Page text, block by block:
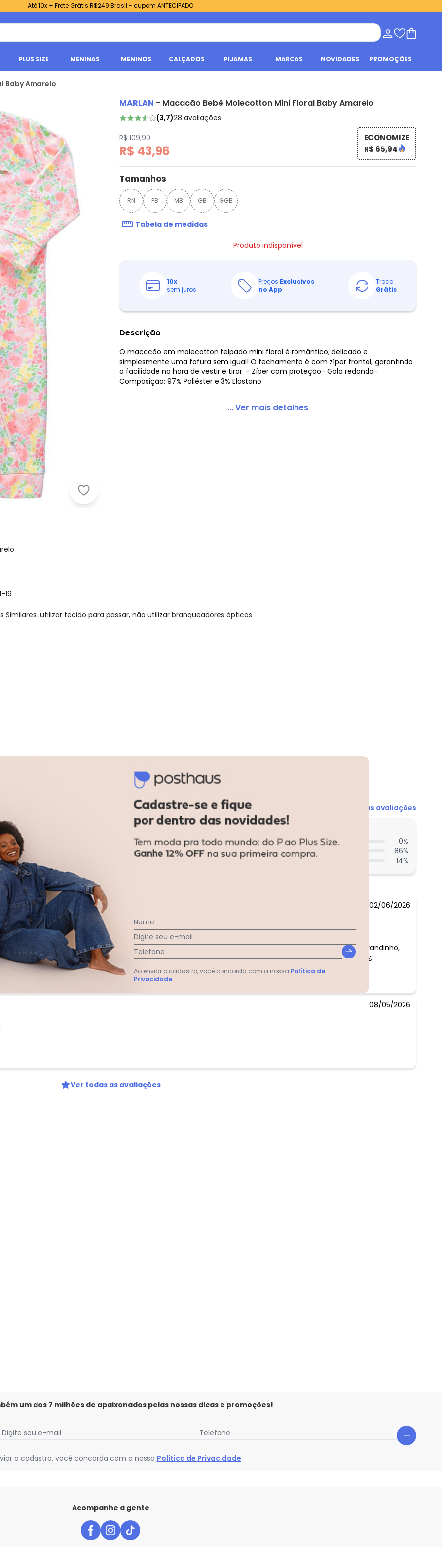
Até 10x + Frete Grátis R$249 Brasil - cupom ANTECIPADO
PLUS SIZE MENINAS MENINOS CALÇADOS PIJAMAS MARCAS NOVIDADES PROMOÇÕES
Baby Amarelo
Marlan - Macacão Bebê Molecotton Mini Floral Baby Amarelo
MARLAN - Macacão Bebê Molecotton Mini Floral Baby Amarelo
(3,7)28 avaliações
R$ 109,90
R$ 43,96
ECONOMIZE
R$ 65,94
Tamanhos
RN PB MB GB GGB
Tabela de medidas
Produto indisponível
10x
sem juros
Preços Exclusivos
no App
Troca
Grátis
Descrição
O macacão em molecotton felpado mini floral é romântico, delicado e
simplesmente uma fofura sem igual! O fechamento é com zíper frontal, garantindo
a facilidade na hora de vestir e tirar. - Zíper com proteção- Gola redonda-
Composição: 97% Poliéster e 3% Elastano
... Ver mais detalhes
19
utilizar tecido para passar, não utilizar branqueadores ópticos
Ver todas as avaliações
da largura?
0%
82%
18
Curto
0%
Bom
86%
Longo
14%
02/06/2026
Comentário:
São simplimente, perfeitas. Só achei que são formas
pequenas,o RN é bem pequenininho, se o baby for grandinho,
não dá. Mas são de uma qualidade impecável ¿¿¿¿¿¿
08/05/2026
Ver todas as avaliações
Menina Tropical Amarelo
um dos 7 milhões de apaixonados pelas nossas dicas e promoções!
Digite seu e-mail Telefone
o cadastro, você concorda com a nossa Política de Privacidade
Acompanhe a gente
Nome
Digite seu e-mail
Telefone
Ao enviar o cadastro, você concorda com a nossa Política de
Privacidade